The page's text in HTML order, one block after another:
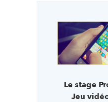
Le stage
Jeu